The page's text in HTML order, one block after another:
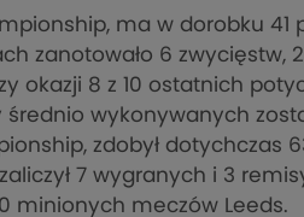
ma w dorobku 41
zanotowało 6 zwycięstw,
okazji 8 z 10 ostatnich
wykonywanych
zdobył dotychczas
7 wygranych i 3
minionych meczów Leeds.